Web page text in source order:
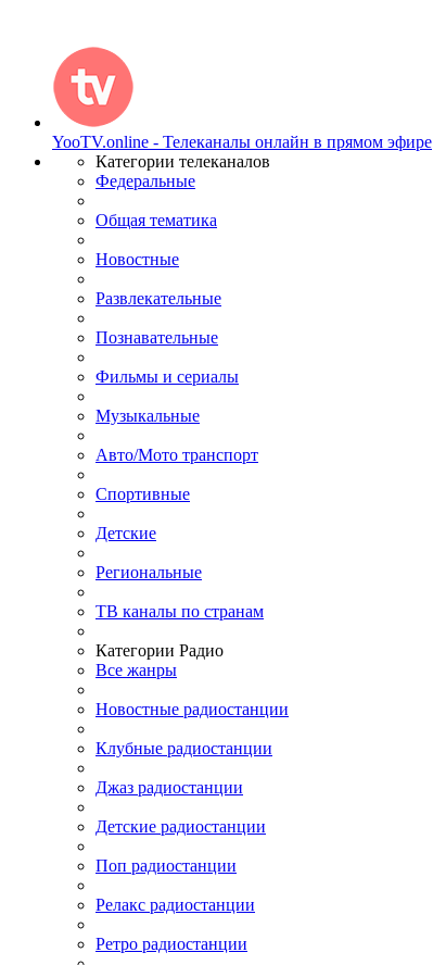
YooTV.online - Телеканалы онлайн в прямом эфире
Категории телеканалов
Федеральные
Общая тематика
Новостные
Развлекательные
Познавательные
Фильмы и сериалы
Музыкальные
Авто/Мото транспорт
Спортивные
Детские
Региональные
ТВ каналы по странам
Категории Радио
Все жанры
Новостные радиостанции
Клубные радиостанции
Джаз радиостанции
Детские радиостанции
Поп радиостанции
Релакс радиостанции
Ретро радиостанции